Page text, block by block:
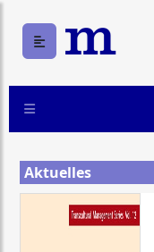
Aktuelles